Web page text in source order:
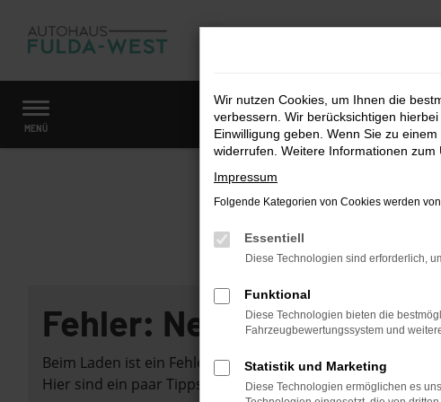
Zum
Hauptinhalt
MENÜ
Startseite Fahrzeugmarkt
Fehler: Network Error
Beim Laden ist ein Fehler aufgetreten.
Hier sind ein paar Tipps, die dir helfen können:
Wir nutzen Cookies, um Ihnen die
verbessern. Wir berücksichtigen
Einwilligung geben. Wenn Sie zu
widerrufen. Weitere Informationen
Impressum
Folgende Kategorien von Cookies werden
Essentiell
Diese Technologien sind erforderlich,
Funktional
Diese Technologien bieten die
Fahrzeugbewertungssystem und
Statistik und Marketing
Diese Technologien ermöglichen es